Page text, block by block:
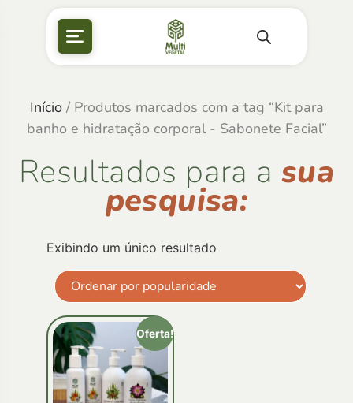
Início/ Produtos marcados com a tag “Kit para
banho e hidratação corporal - Sabonete Facial”
Resultados para a sua
pesquisa:
Exibindo um único resultado
Oferta!